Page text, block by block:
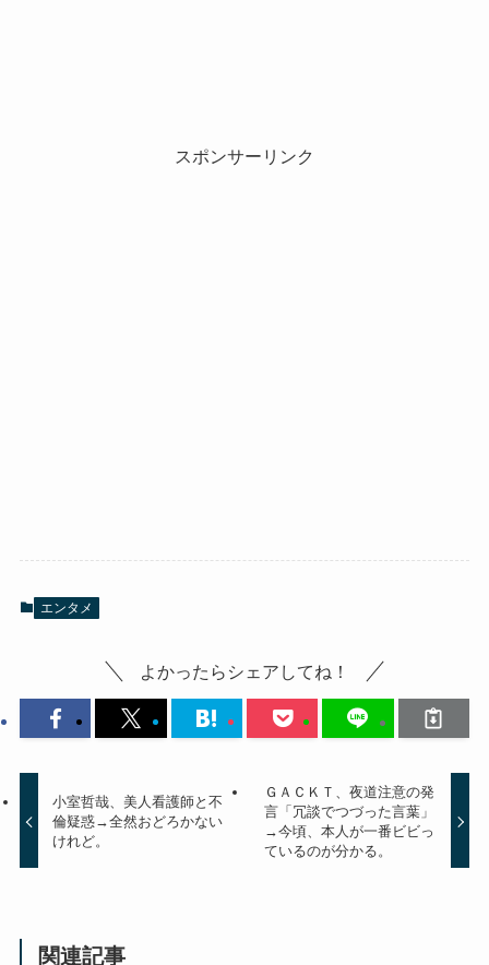
スポンサーリンク
エンタメ
よかったらシェアしてね！
小室哲哉、美人看護師と不
倫疑惑→全然おどろかない
けれど。
ＧＡＣＫＴ、夜道注意の発
言「冗談でつづった言葉」
→今頃、本人が一番ビビっ
ているのが分かる。
関連記事